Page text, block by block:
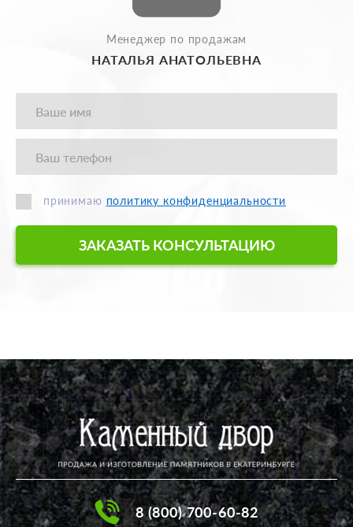
Менеджер по продажам
НАТАЛЬЯ АНАТОЛЬЕВНА
принимаю политику конфиденциальности
ЗАКАЗАТЬ КОНСУЛЬТАЦИЮ
8 (800) 700-60-82